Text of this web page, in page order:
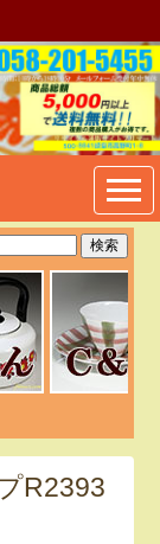
生活雑
ト
R2393